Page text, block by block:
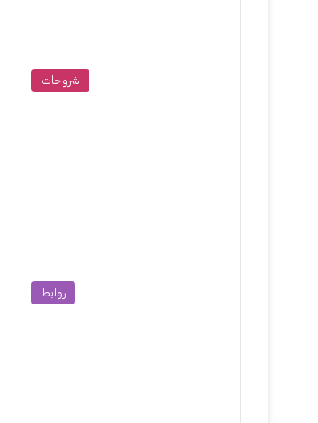
شروحات
روابط